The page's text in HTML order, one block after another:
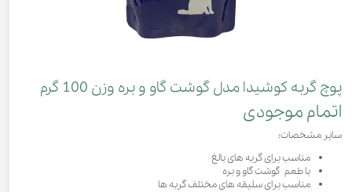
پوچ گربه کوشیدا مدل گوشت گاو و بره وزن 100 گرم
اتمام موجودی
سایر مشخصات:
مناسب برای گربه های بالغ
با طعم گوشت گاو و بره
مناسب برای سلیقه های مختلف گربه ها